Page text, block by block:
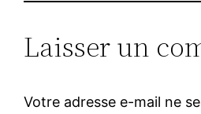
Laisser un
Votre adresse e-mail ne